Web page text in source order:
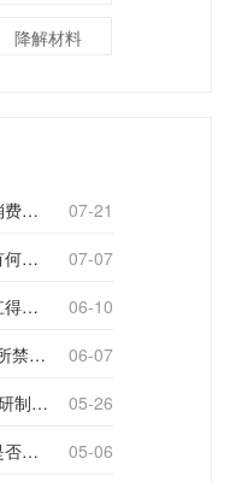
降解材料
国务院批复！推广绿色消费，引导使用环保可降解包装材料
07-21
工业堆肥和家庭堆肥，有何不同？
07-07
雨季来了，你的快递袋扛得住吗？
06-10
上海垃圾分类3.0！多场所禁止使用一次性塑料袋；推动快递包装绿色转型
06-07
厚度仅0.006毫米！我国研制出超薄型全生物降解渗水地膜
05-26
印刷对生物降解塑料袋是否构成影响？
05-06